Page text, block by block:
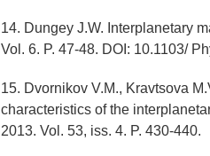
14. Dungey J.W. Interplanetary
Vol. 6. P. 47-48. DOI: 10.1103/
15. Dvornikov V.M., Kravtsova
characteristics of the
2013. Vol. 53, iss. 4. P. 430-440.